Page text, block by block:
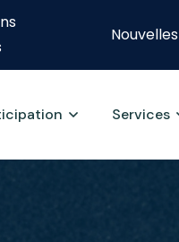
Nouvelles
Services